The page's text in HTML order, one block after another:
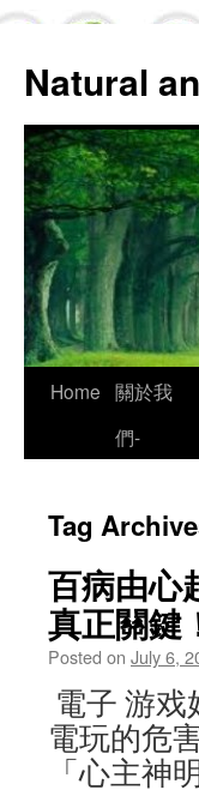
Natural
Skip
Home 關於我
們-
Tag
百病由心
真正關鍵
Posted on July 6,
電子 游
電玩的危
「心主神